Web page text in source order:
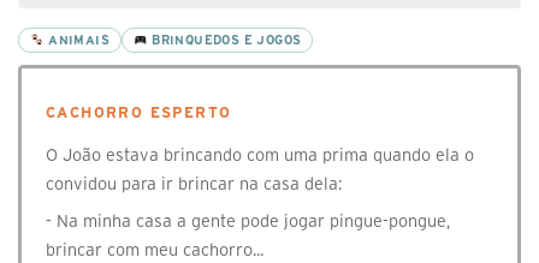
ANIMAIS BRINQUEDOS E JOGOS
CACHORRO ESPERTO
O João estava brincando com uma prima quando ela o
convidou para ir brincar na casa dela:
- Na minha casa a gente pode jogar pingue-pongue,
brincar com meu cachorro...